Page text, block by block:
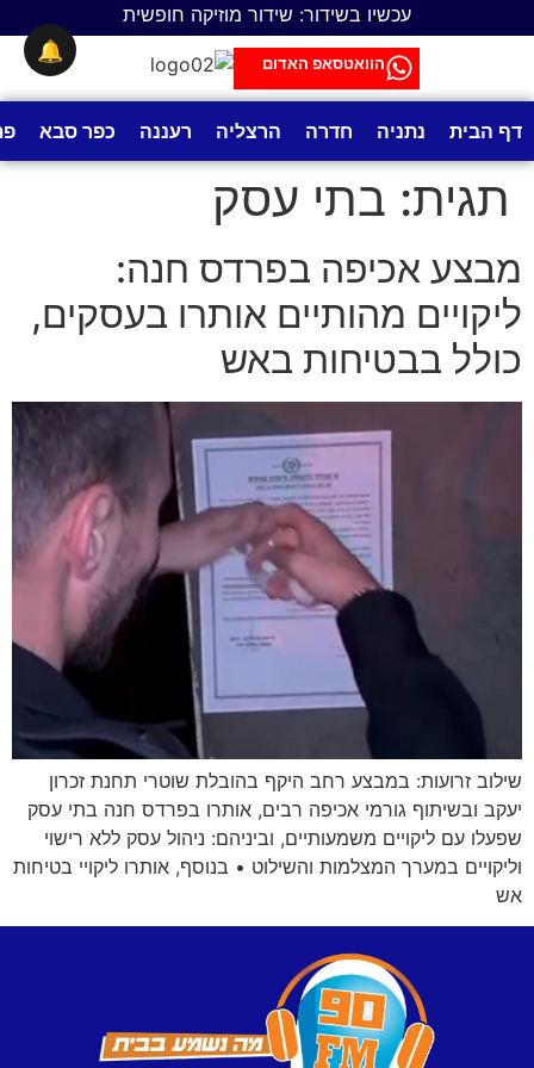
עכשיו בשידור: שידור מוזיקה חופשית
הוואטסאפ האדום
דף הבית נתניה חדרה הרצליה רעננה כפר סבא
תגית: בתי עסק
מבצע אכיפה בפרדס חנה:
ליקויים מהותיים אותרו בעסקים,
כולל בבטיחות באש
שילוב זרועות: במבצע רחב היקף בהובלת שוטרי תחנת זכרון
יעקב ובשיתוף גורמי אכיפה רבים, אותרו בפרדס חנה בתי עסק
שפעלו עם ליקויים משמעותיים, וביניהם: ניהול עסק ללא רישוי
וליקויים במערך המצלמות והשילוט • בנוסף, אותרו ליקויי בטיחות
אש
🔔